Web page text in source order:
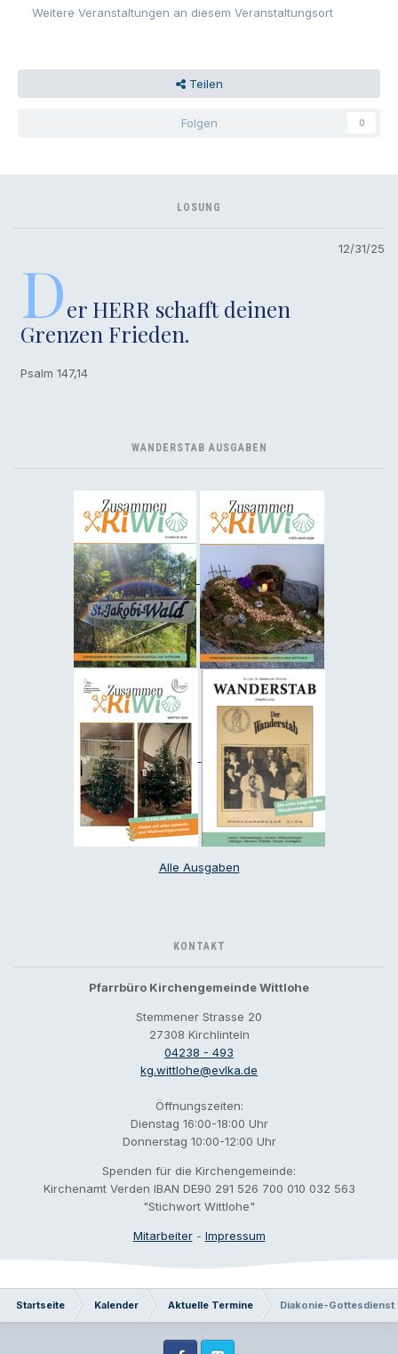
Weitere Veranstaltungen an diesem Veranstaltungsort
Teilen
Folgen 0
LOSUNG
12/31/25
Der HERR schafft deinen
Grenzen Frieden.
Psalm 147,14
WANDERSTAB AUSGABEN
Alle Ausgaben
KONTAKT
Pfarrbüro Kirchengemeinde Wittlohe
Stemmener Strasse 20
27308 Kirchlinteln
04238 - 493
kg.wittlohe@evlka.de
Öffnungszeiten:
Dienstag 16:00-18:00 Uhr
Donnerstag 10:00-12:00 Uhr
Spenden für die Kirchengemeinde:
Kirchenamt Verden IBAN DE90 291 526 700 010 032 563
"Stichwort Wittlohe"
Mitarbeiter- Impressum
Startseite Kalender Aktuelle Termine Diakonie-Gottesdienst